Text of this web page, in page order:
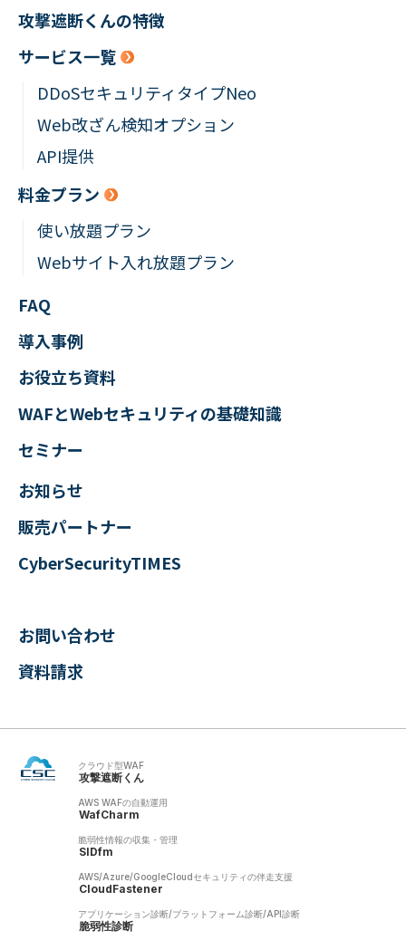
攻撃遮断くんの特徴
サービス一覧
DDoSセキュリティタイプNeo
Web改ざん検知オプション
API提供
料金プラン
使い放題プラン
Webサイト入れ放題プラン
FAQ
導入事例
お役立ち資料
WAFとWebセキュリティの基礎知識
セミナー
お知らせ
販売パートナー
CyberSecurityTIMES
お問い合わせ
資料請求
クラウド型WAF
攻撃遮断くん
AWS WAFの自動運用
WafCharm
脆弱性情報の収集・管理
SIDfm
AWS/Azure/GoogleCloudセキュリティの伴走支援
CloudFastener
アプリケーション診断/プラットフォーム診断/API診断
脆弱性診断